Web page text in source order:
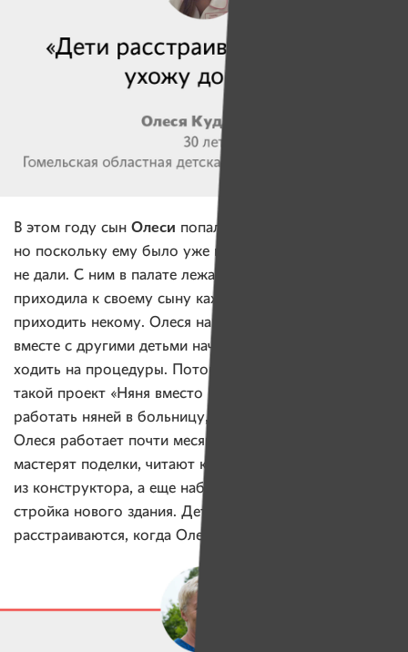
В этом году сын Олеси попал в больницу,
но поскольку ему было уже шесть лет, маме места
не дали. С ним в палате лежали дети-сироты. Олеся
приходила к своему сыну каждый день. А к тем детям
приходить некому. Олеся навещала сына — и они
вместе с другими детьми начали рисовать, играть,
ходить на процедуры. Потом Олеся узнала, что есть
такой проект «Няня вместо мамы». И устроилась
работать няней в больницу, где лежал ее ребенок.
Олеся работает почти месяц. Вместе с детьми
мастерят поделки, читают книжки, строят
из конструктора, а еще наблюдают из окна, как идет
стройка нового здания. Дети по вечерам очень
расстраиваются, когда Олеся уходит домой.